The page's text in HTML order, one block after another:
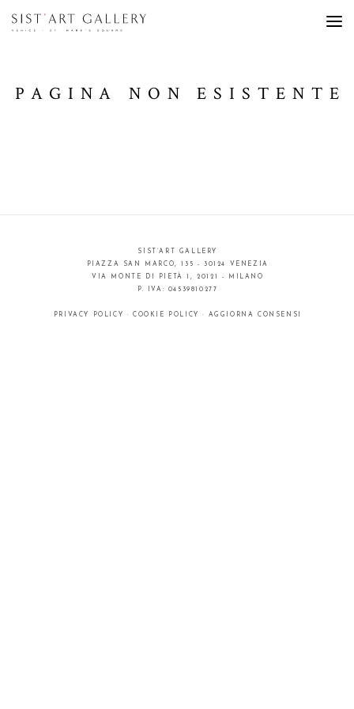
PAGINA NON ESISTENTE
SIST’ART GALLERY
PIAZZA SAN MARCO, 135 - 30124 VENEZIA
VIA MONTE DI PIETÀ 1, 20121 - MILANO
P. IVA: 04539810277
PRIVACY POLICY · COOKIE POLICY · AGGIORNA CONSENSI